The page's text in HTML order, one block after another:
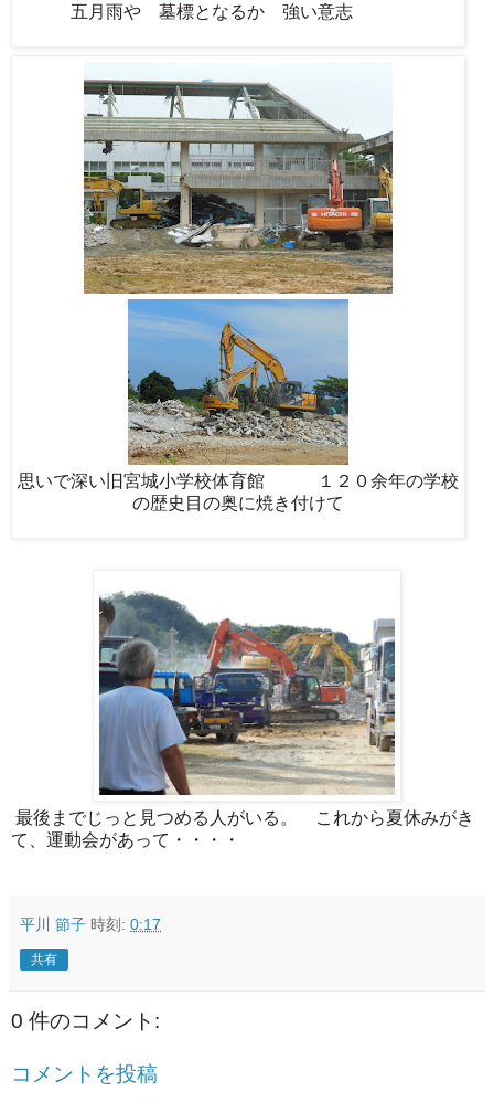
五月雨や 墓標となるか 強い意志
思いで深い旧宮城小学校体育館 １２０余年の学校
の歴史目の奥に焼き付けて
最後までじっと見つめる人がいる。 これから夏休みがき
て、運動会があって・・・・
平川 節子 時刻: 0:17
共有
0 件のコメント:
コメントを投稿